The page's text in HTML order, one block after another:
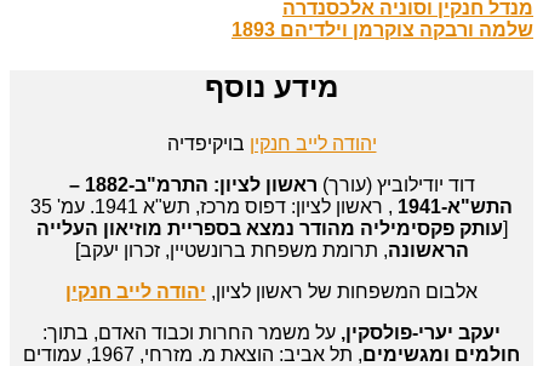
מנדל חנקין וסוניה אלכסנדרה
שלמה ורבקה צוקרמן וילדיהם 1893
מידע נוסף
יהודה לייב חנקין בויקיפדיה
דוד יודילוביץ (עורך)
ראשון לציון: התרמ"ב-1882 –
התש"א-1941
, ראשון לציון: דפוס מרכז, תש"א 1941. עמ' 35
[עותק פקסימיליה מהודר נמצא בספריית מוזיאון העלייה
הראשונה, תרומת משפחת ברונשטיין, זכרון יעקב]
אלבום המשפחות של ראשון לציון, יהודה לייב חנקין
יעקב יערי-פולסקין, על משמר החרות וכבוד האדם, בתוך:
חולמים ומגשימים
, תל אביב: הוצאת מ. מזרחי, 1967, עמודים